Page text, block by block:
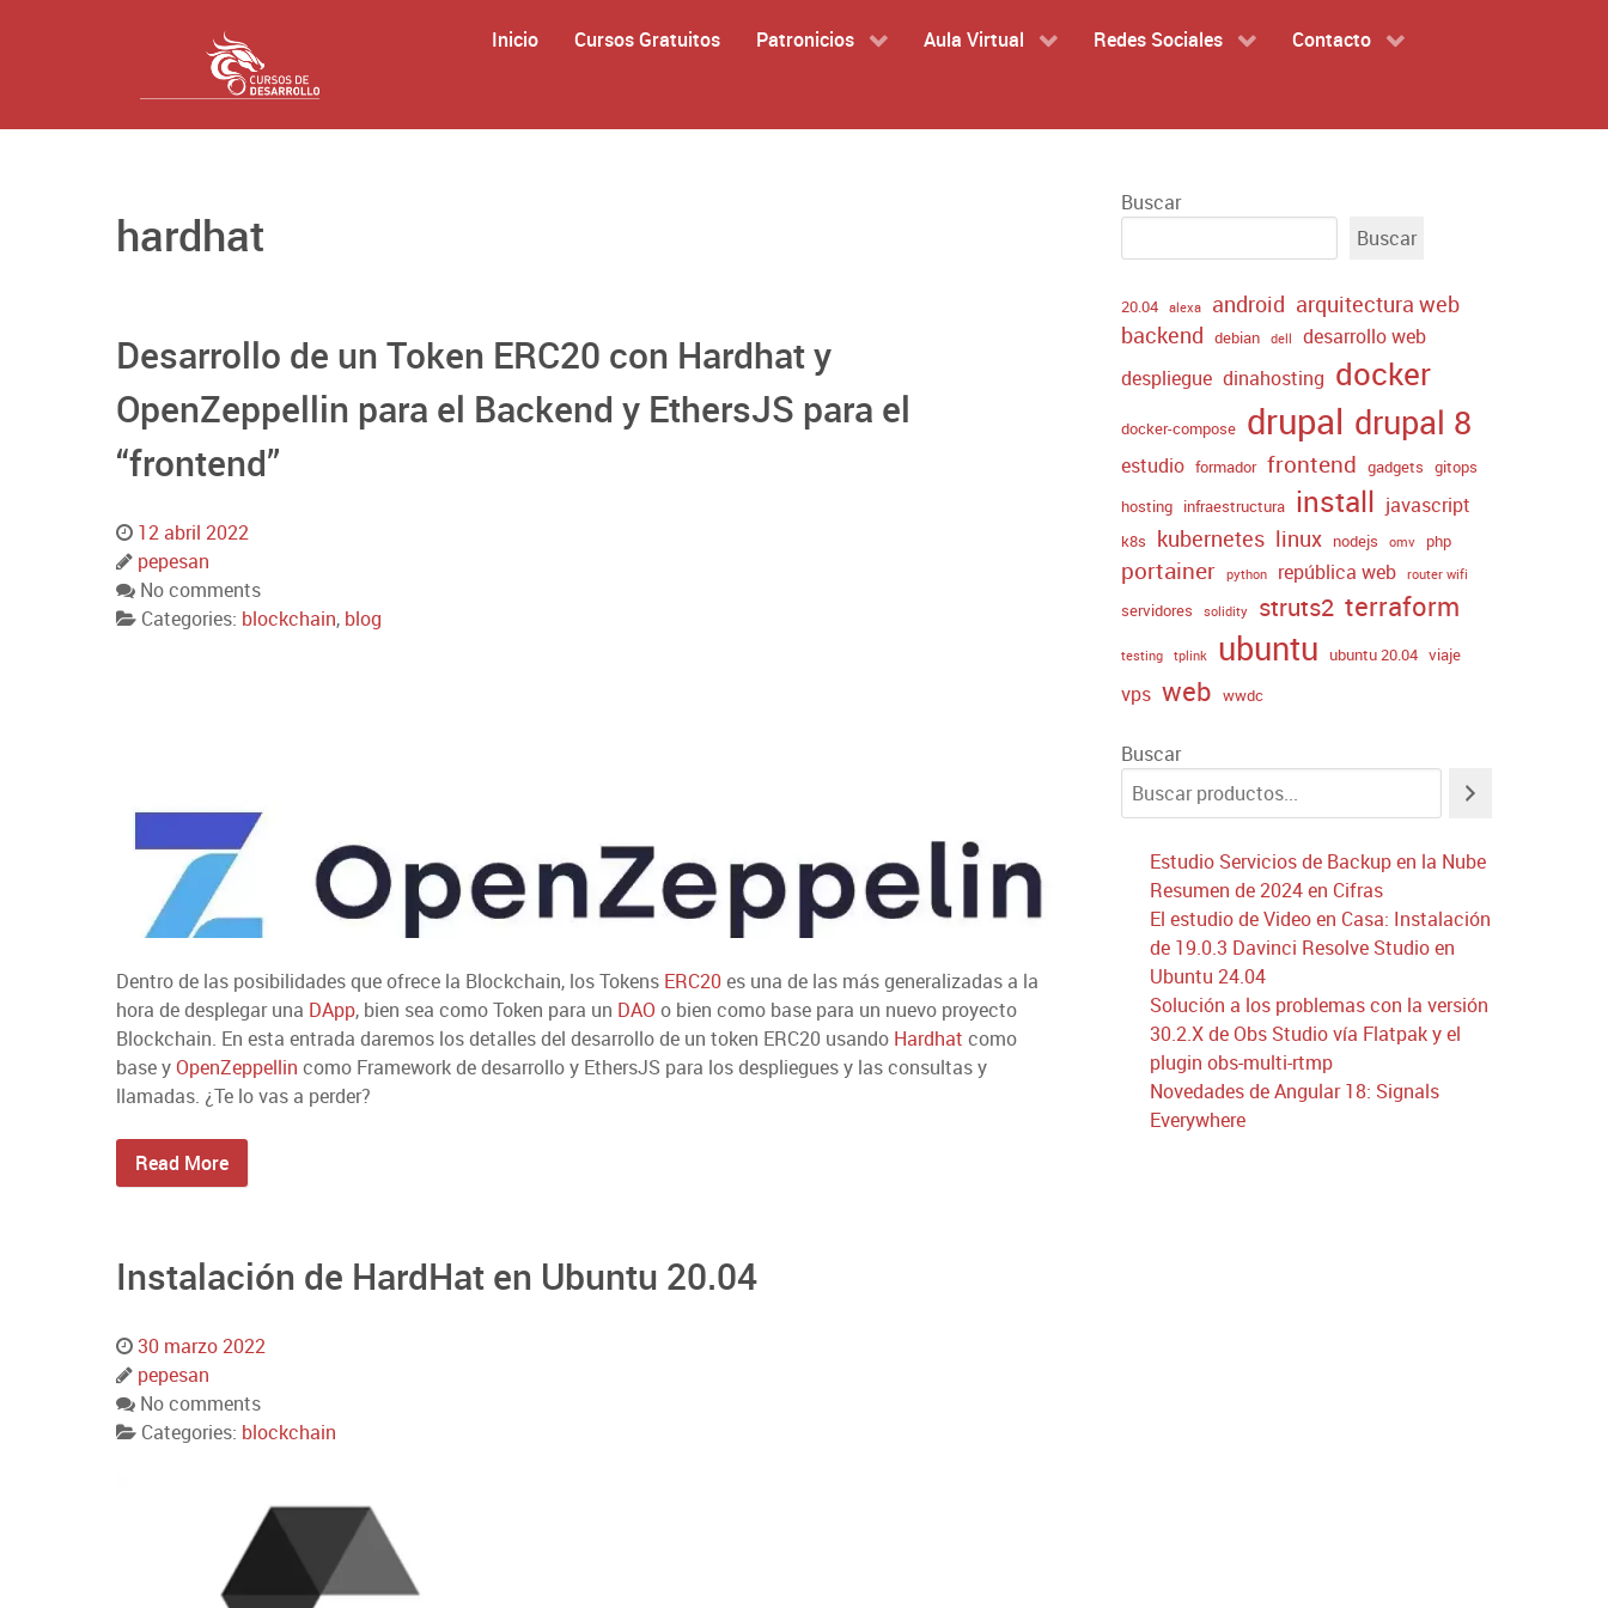
Inicio Cursos Gratuitos Patronicios Aula Virtual Redes Sociales Contacto
hardhat
Desarrollo de un Token ERC20 con Hardhat y
OpenZeppellin para el Backend y EthersJS para el
“frontend”
12 abril 2022
pepesan
No comments
Categories: blockchain, blog
Dentro de las posibilidades que ofrece la Blockchain, los Tokens ERC20es una de las más generalizadas a la
hora de desplegar una DApp, bien sea como Token para un DAO o bien como base para un nuevo proyecto
Blockchain. En esta entrada daremos los detalles del desarrollo de un token ERC20 usando Hardhat como
base y OpenZeppellin como Framework de desarrollo y EthersJS para los despliegues y las consultas y
llamadas. ¿Te lo vas a perder?
Read More
Instalación de HardHat en Ubuntu 20.04
30 marzo 2022
pepesan
No comments
Categories: blockchain
Buscar
Buscar
20.04 alexa android arquitectura web
backend debian dell
desarrollo web
despliegue dinahosting docker
docker-compose drupal drupal 8
estudio formador frontend gadgets gitops
hosting infraestructura install javascript
k8s kubernetes linux nodejs omv php
portainer python república web router wifi
servidores solidity struts2 terraform
testing tplink ubuntu ubuntu 20.04 viaje
vps web wwdc
Buscar
Estudio Servicios de Backup en la Nube
Resumen de 2024 en Cifras
El estudio de Video en Casa: Instalación
de 19.0.3 Davinci Resolve Studio en
Ubuntu 24.04
Solución a los problemas con la versión
30.2.X de Obs Studio vía Flatpak y el
plugin obs-multi-rtmp
Novedades de Angular 18: Signals
Everywhere